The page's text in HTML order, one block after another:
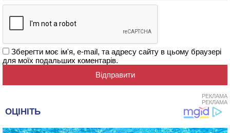
Зберегти моє ім'я, e-mail, та адресу сайту в цьому браузері
для моїх подальших коментарів.
РЕКЛАМА
РЕКЛАМА